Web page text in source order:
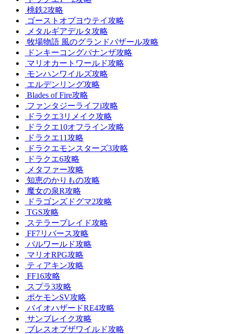
桃鉄2攻略
ゴーストオブヨウテイ攻略
メタルギアデルタ攻略
牧場物語 風のグランドバザール攻略
ドンキーコングバナンザ攻略
マリオカートワールド攻略
モンハンワイルズ攻略
エルデンリング攻略
Blades of Fire攻略
ファンタジーライフi攻略
ドラクエ3リメイク攻略
ドラクエ10オフライン攻略
ドラクエ11攻略
ドラクエモンスターズ3攻略
ドラクエ6攻略
メタファー攻略
知恵のかりもの攻略
魔女の泉R攻略
ドラゴンズドグマ2攻略
TGS攻略
ステラーブレイド攻略
FF7リバース攻略
パルワールド攻略
マリオRPG攻略
ティアキン攻略
FF16攻略
スプラ3攻略
ポケモンSV攻略
バイオハザードRE4攻略
サンブレイク攻略
ブレスオブザワイルド攻略